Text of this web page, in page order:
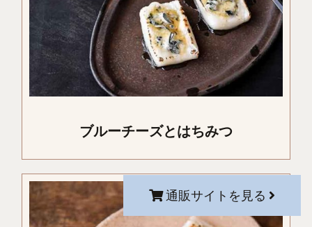
ブルーチーズとはちみつ
通販サイトを見る